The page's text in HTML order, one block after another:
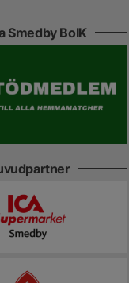
Smedby BoIK